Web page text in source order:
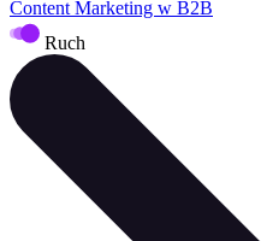
Content Marketing w B2B
Ruch